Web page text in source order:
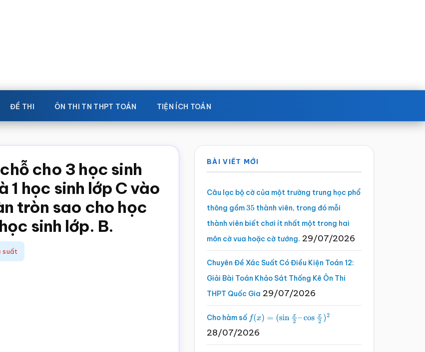
ĐỀ THI ÔN THI TN THPT TOÁN TIỆN ÍCH TOÁN
cho 3 học sinh
1 học sinh lớp C vào
tròn sao cho học
sinh lớp. B.
suất
Sidebar
chính
BÀI VIẾT MỚI
Câu lạc bộ cờ của một trường trung học phổ
thông gồm35 thành viên, trong đó mỗi
thành viên biết chơi ít nhất một trong hai
môn cờ vua hoặc cờ tướng. 29/07/2026
Chuyên Đề Xác Suất Có Điều Kiện Toán 12:
Giải Bài Toán Khảo Sát Thống Kê Ôn Thi
THPT Quốc Gia 29/07/2026
Cho hàm số f(x)=(sinx2 –cosx2 )2
28/07/2026